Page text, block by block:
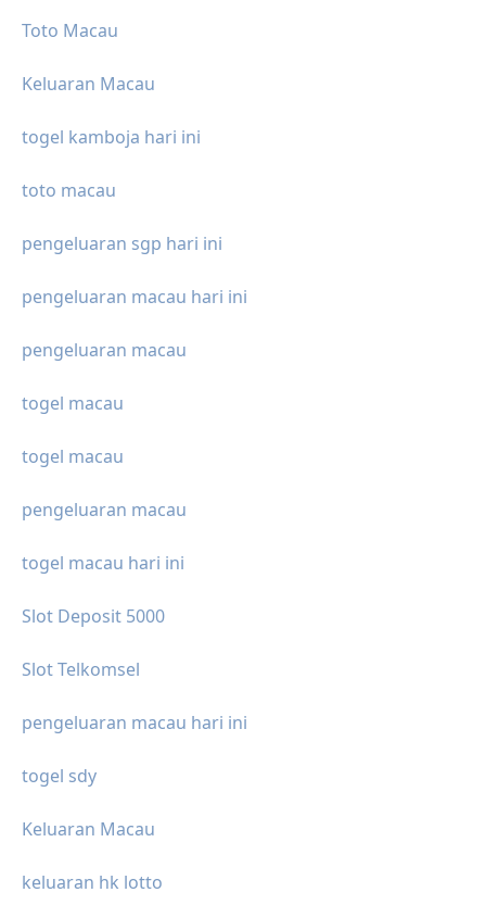
Toto Macau
Keluaran Macau
togel kamboja hari ini
toto macau
pengeluaran sgp hari ini
pengeluaran macau hari ini
pengeluaran macau
togel macau
togel macau
pengeluaran macau
togel macau hari ini
Slot Deposit 5000
Slot Telkomsel
pengeluaran macau hari ini
togel sdy
Keluaran Macau
keluaran hk lotto